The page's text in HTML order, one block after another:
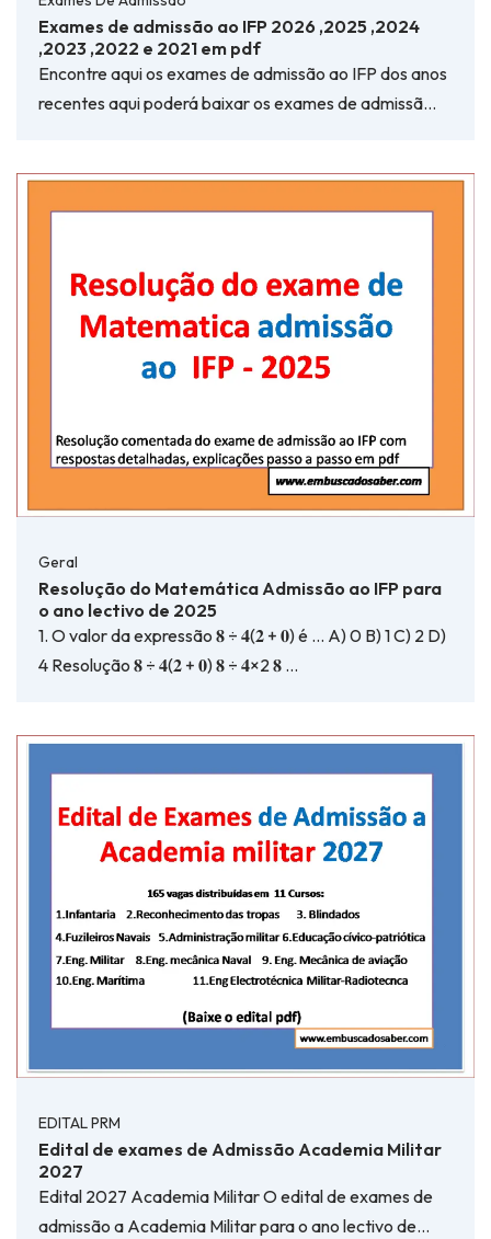
Exames de admissão ao IFP 2026 ,2025 ,2024
,2023 ,2022 e 2021 em pdf
Encontre aqui os exames de admissão ao IFP dos anos
recentes aqui poderá baixar os exames de admissã…
Geral
Resolução do Matemática Admissão ao IFP para
o ano lectivo de 2025
1. O valor da expressão 𝟖 ÷ 𝟒(𝟐 + 𝟎) é … A) 0 B) 1 C) 2 D)
4 Resolução 𝟖 ÷ 𝟒(𝟐 + 𝟎) 𝟖 ÷ 𝟒×2 𝟖 …
EDITAL PRM
Edital de exames de Admissão Academia Militar
2027
Edital 2027 Academia Militar O edital de exames de
admissão a Academia Militar para o ano lectivo de…